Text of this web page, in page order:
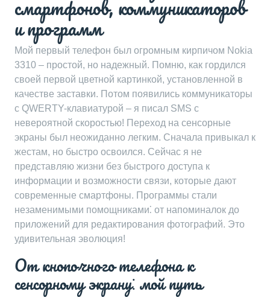
смартфонов, коммуникаторов
и программ
Мой первый телефон был огромным кирпичом Nokia
3310 – простой, но надежный. Помню, как гордился
своей первой цветной картинкой, установленной в
качестве заставки. Потом появились коммуникаторы
с QWERTY-клавиатурой – я писал SMS с
невероятной скоростью! Переход на сенсорные
экраны был неожиданно легким. Сначала привыкал к
жестам, но быстро освоился. Сейчас я не
представляю жизни без быстрого доступа к
информации и возможности связи, которые дают
современные смартфоны. Программы стали
незаменимыми помощниками⁚ от напоминалок до
приложений для редактирования фотографий. Это
удивительная эволюция!
От кнопочного телефона к
сенсорному экрану⁚ мой путь